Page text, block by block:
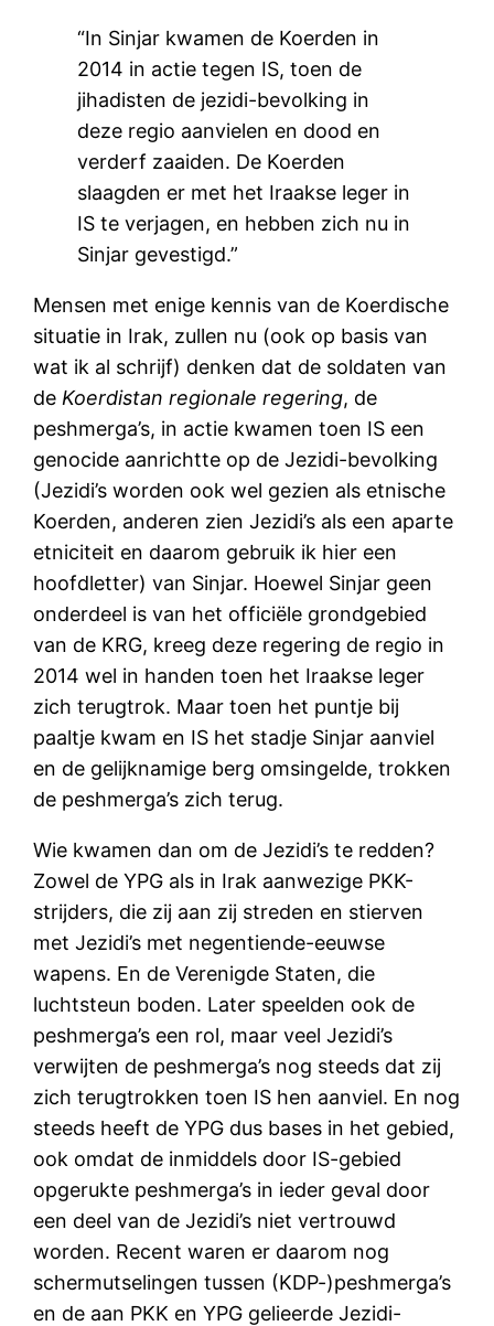
“In Sinjar kwamen de Koerden in
2014 in actie tegen IS, toen de
jihadisten de jezidi-bevolking in
deze regio aanvielen en dood en
verderf zaaiden. De Koerden
slaagden er met het Iraakse leger in
IS te verjagen, en hebben zich nu in
Sinjar gevestigd.”
Mensen met enige kennis van de Koerdische
situatie in Irak, zullen nu (ook op basis van
wat ik al schrijf) denken dat de soldaten van
de Koerdistan regionale regering, de
peshmerga’s, in actie kwamen toen IS een
genocide aanrichtte op de Jezidi-bevolking
(Jezidi’s worden ook wel gezien als etnische
Koerden, anderen zien Jezidi’s als een aparte
etniciteit en daarom gebruik ik hier een
hoofdletter) van Sinjar. Hoewel Sinjar geen
onderdeel is van het officiële grondgebied
van de KRG, kreeg deze regering de regio in
2014 wel in handen toen het Iraakse leger
zich terugtrok. Maar toen het puntje bij
paaltje kwam en IS het stadje Sinjar aanviel
en de gelijknamige berg omsingelde, trokken
de peshmerga’s zich terug.
Wie kwamen dan om de Jezidi’s te redden?
Zowel de YPG als in Irak aanwezige PKK-
strijders, die zij aan zij streden en stierven
met Jezidi’s met negentiende-eeuwse
wapens. En de Verenigde Staten, die
luchtsteun boden. Later speelden ook de
peshmerga’s een rol, maar veel Jezidi’s
verwijten de peshmerga’s nog steeds dat zij
zich terugtrokken toen IS hen aanviel. En nog
steeds heeft de YPG dus bases in het gebied,
ook omdat de inmiddels door IS-gebied
opgerukte peshmerga’s in ieder geval door
een deel van de Jezidi’s niet vertrouwd
worden. Recent waren er daarom nog
schermutselingen tussen (KDP-)peshmerga’s
en de aan PKK en YPG gelieerde Jezidi-